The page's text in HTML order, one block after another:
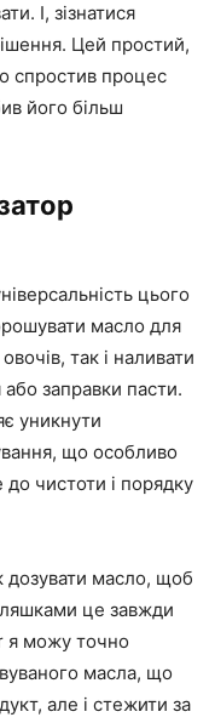
І, зізнатися
Цей простий,
спростив процес
його більш
цього
масло для
так і наливати
заправки пасти.
уникнути
що особливо
до чистоти і порядку
дозувати масло, щоб
це завжди
я можу точно
масла, що
але і стежити за